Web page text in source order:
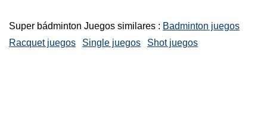
Super bádminton Juegos similares : Badminton juegos
Racquet juegos
Single juegos Shot juegos